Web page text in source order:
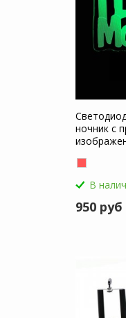
ночник с
В
950 руб